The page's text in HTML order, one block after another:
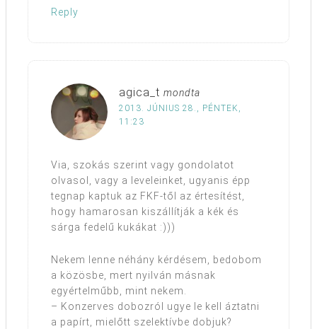
Reply
agica_t mondta
2013. JÚNIUS 28., PÉNTEK,
11:23
Via, szokás szerint vagy gondolatot
olvasol, vagy a leveleinket, ugyanis épp
tegnap kaptuk az FKF-től az értesítést,
hogy hamarosan kiszállítják a kék és
sárga fedelű kukákat :)))
Nekem lenne néhány kérdésem, bedobom
a közösbe, mert nyilván másnak
egyértelműbb, mint nekem.
– Konzerves dobozról ugye le kell áztatni
a papírt, mielőtt szelektívbe dobjuk?